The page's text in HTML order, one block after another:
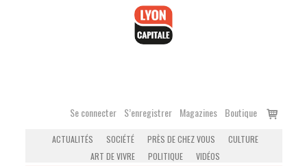
Se connecter S’enregistrer Magazines Boutique
Voir
ACTUALITÉS SOCIÉTÉ PRÈS DE CHEZ VOUS
CULTURE
ART DE VIVRE
POLITIQUE VIDÉOS